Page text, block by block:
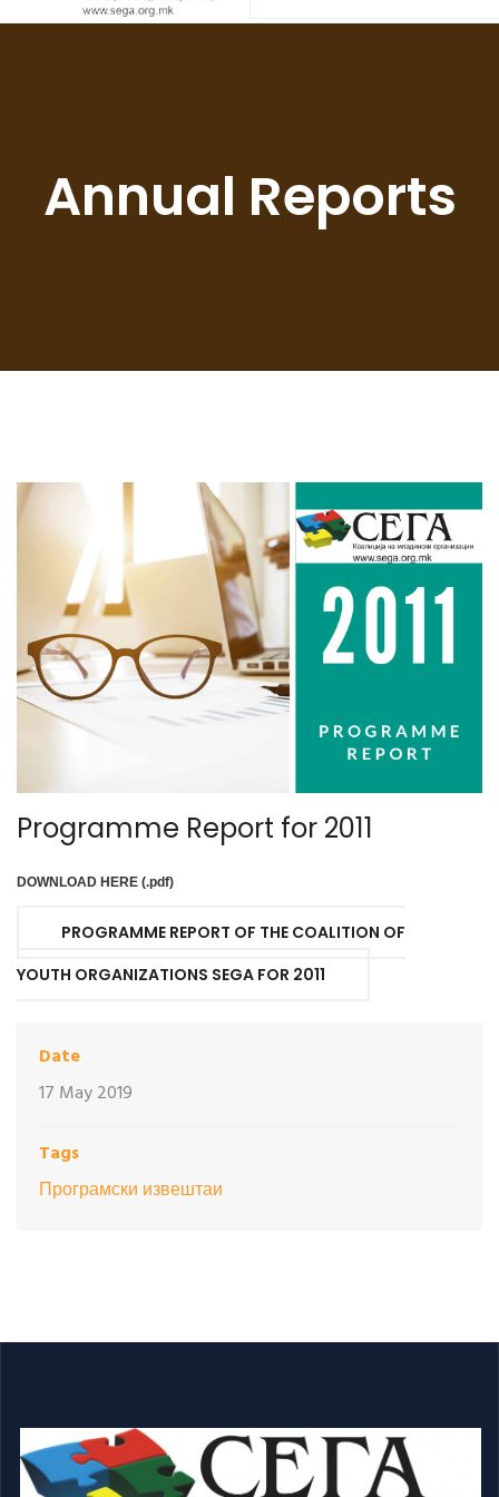
Annual Reports
Programme Report for 2011
DOWNLOAD HERE (.pdf)
PROGRAMME REPORT OF THE COALITION OF
YOUTH ORGANIZATIONS SEGA FOR 2011
Date
17 May 2019
Tags
Програмски извештаи